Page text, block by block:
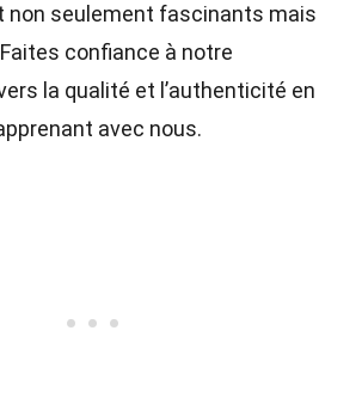
non seulement fascinants mais
confiance à notre
la qualité et l’authenticité en
avec nous.